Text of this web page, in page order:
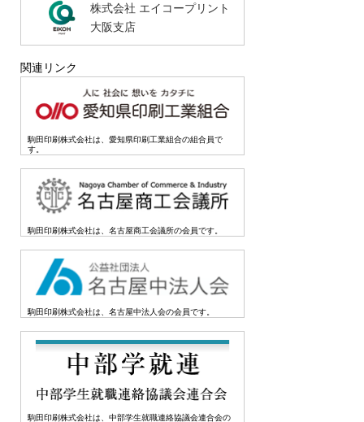
株式会社 エイコープリント
大阪支店
関連リンク
駒田印刷株式会社は、愛知県印刷工業組合の組合員で
す。
駒田印刷株式会社は、名古屋商工会議所の会員です。
駒田印刷株式会社は、名古屋中法人会の会員です。
駒田印刷株式会社は、中部学生就職連絡協議会連合会の